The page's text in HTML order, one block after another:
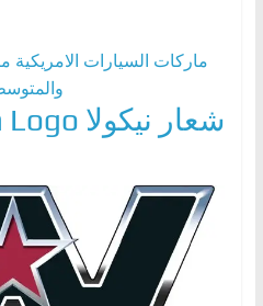
ماركات السيارات الامريكية
شعار نيكولا Nikola Logo